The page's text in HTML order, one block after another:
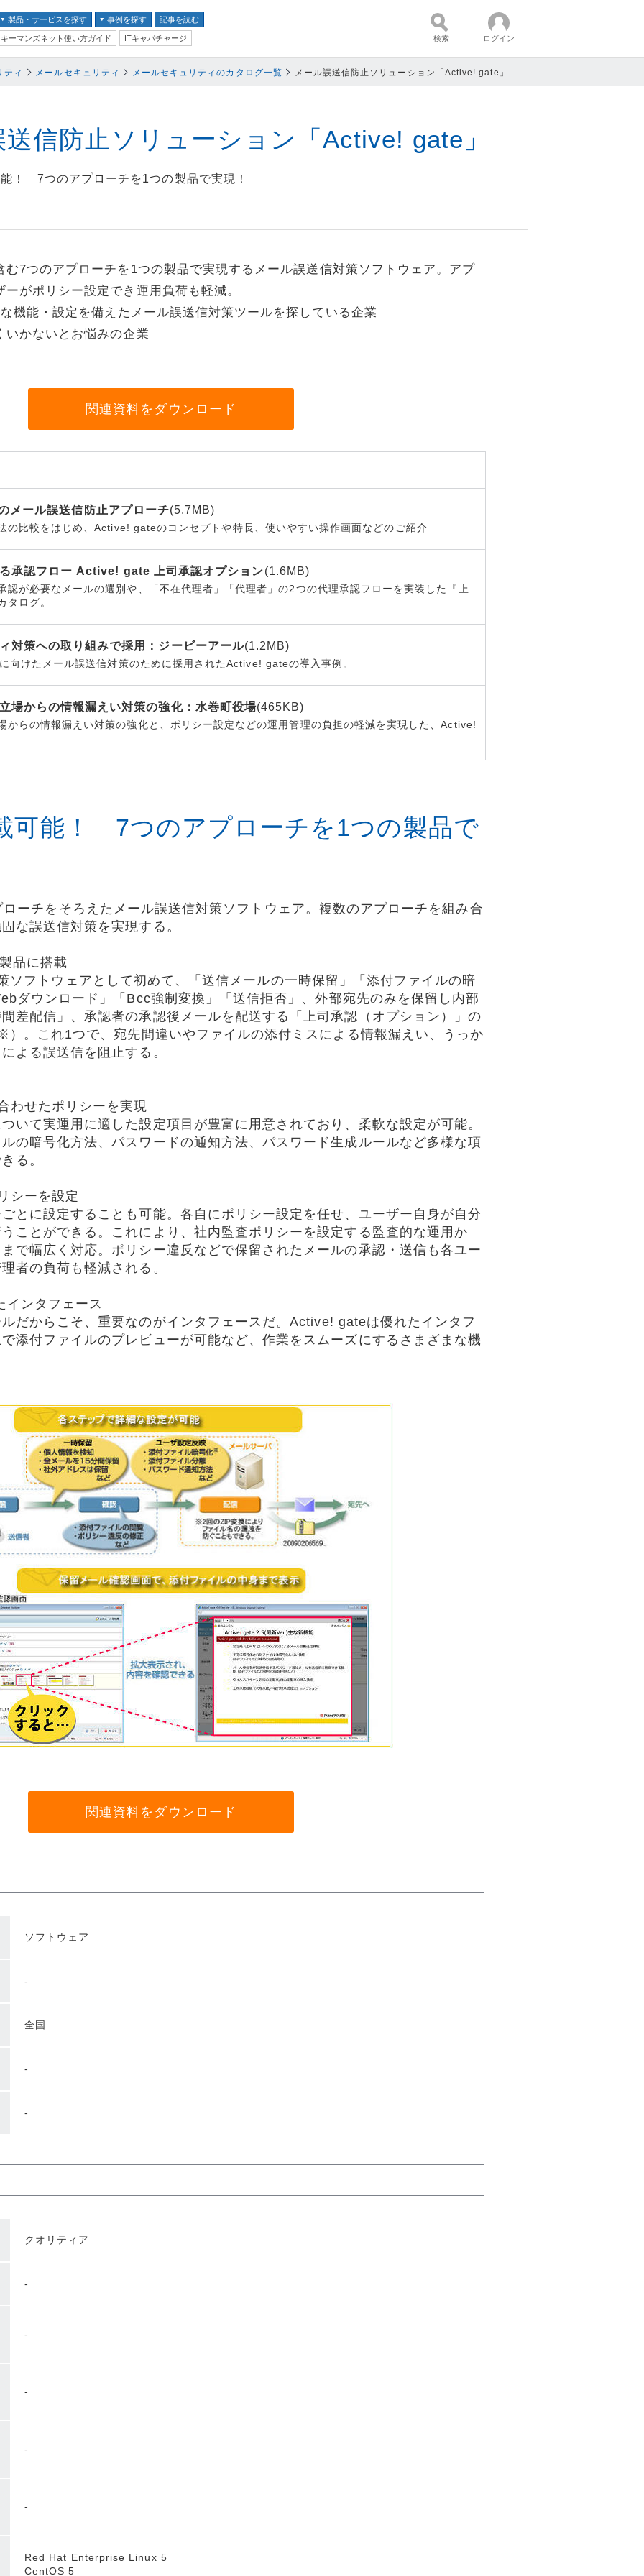
製品・サービスを探す 事例を探す
イス
セキュリティ
テム・コミュニケーシ
記事を読む
キーマンズネット使い方ガイド
ITキャパチャージ 検索 ログイン
ティ メールセキュリティ メールセキュリティのカタログ一覧 メール誤送信防止ソリューション「Active! gate」
信防止ソリューション「Active! gate」
！ 7つのアプローチを1つの製品で実現！
む7つのアプローチを1つの製品で実現するメール誤送信対策ソフトウェア。アプ
がポリシー設定でき運用負荷も軽減。
機能・設定を備えたメール誤送信対策ツールを探している企業
かないとお悩みの企業
関連資料をダウンロード
ール誤送信防止アプローチ(5.7MB)
の比較をはじめ、Active! gateのコンセプトや特長、使いやすい操作画面などのご紹介
承認フロー Active! gate 上司承認オプション(1.6MB)
認が必要なメールの選別や、「不在代理者」「代理者」の2つの代理承認フローを実装した『上
タログ。
対策への取り組みで採用：ジービーアール(1.2MB)
向けたメール誤送信対策のために採用されたActive! gateの導入事例。
場からの情報漏えい対策の強化：水巻町役場(465KB)
からの情報漏えい対策の強化と、ポリシー設定などの運用管理の負担の軽減を実現した、Active!
可能！ 7つのアプローチを1つの製品で
チをそろえたメール誤送信対策ソフトウェア。複数のアプローチを組み合
な誤送信対策を実現する。
品に搭載
フトウェアとして初めて、「送信メールの一時保留」「添付ファイルの暗
ダウンロード」「Bcc強制変換」「送信拒否」、外部宛先のみを保留し内部
差配信」、承認者の承認後メールを配送する「上司承認（オプション）」の
。これ1つで、宛先間違いやファイルの添付ミスによる情報漏えい、うっか
よる誤送信を阻止する。
わせたポリシーを実現
て実運用に適した設定項目が豊富に用意されており、柔軟な設定が可能。
の暗号化方法、パスワードの通知方法、パスワード生成ルールなど多様な項
る。
シーを設定
に設定することも可能。各自にポリシー設定を任せ、ユーザー自身が自分
ことができる。これにより、社内監査ポリシーを設定する監査的な運用か
で幅広く対応。ポリシー違反などで保留されたメールの承認・送信も各ユー
者の負荷も軽減される。
インタフェース
からこそ、重要なのがインタフェースだ。Active! gateは優れたインタフ
添付ファイルのプレビューが可能など、作業をスムーズにするさまざまな機
関連資料をダウンロード
ソフトウェア
-
全国
-
-
クオリティア
-
-
-
-
-
Red Hat Enterprise Linux 5
CentOS 5